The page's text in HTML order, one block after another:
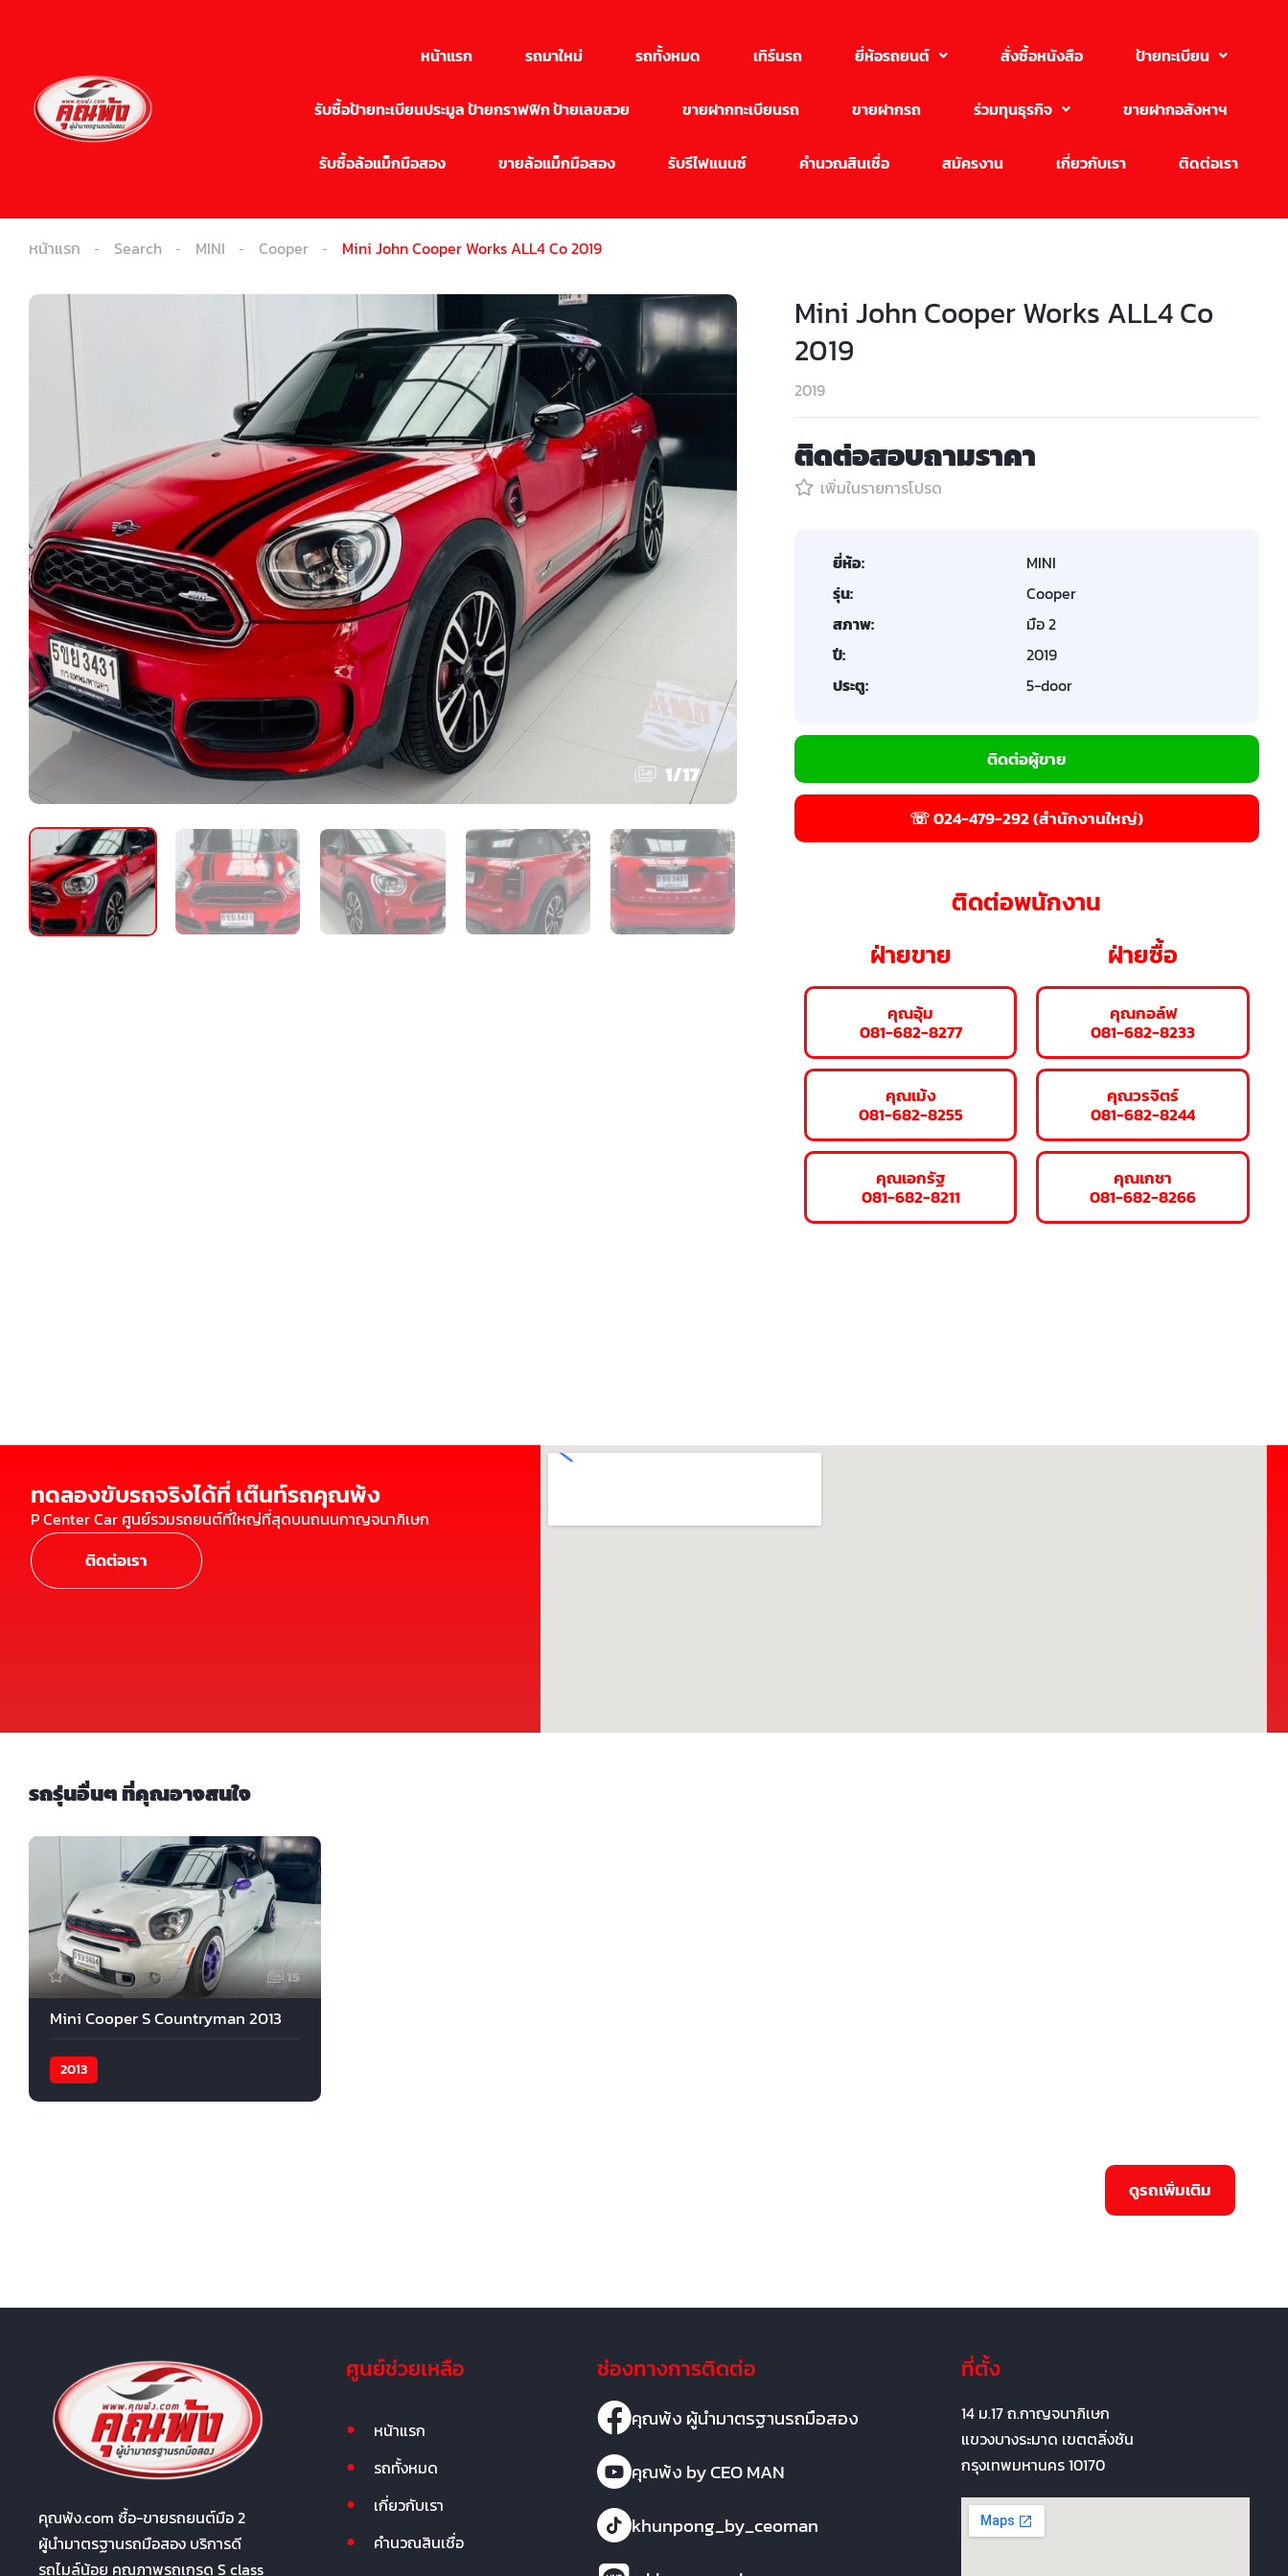
หน้าแรก รถมาใหม่ รถทั้งหมด เทิร์นรถ ยี่ห้อรถยนต์ สั่งซื้อหนังสือ ป้ายทะเบียน
รับซื้อป้ายทะเบียนประมูล ป้ายกราฟฟิก ป้ายเลขสวย ขายฝากทะเบียนรถ ขายฝากรถ ร่วมทุนธุรกิจ ขายฝากอสังหาฯ
รับซื้อล้อแม็กมือสอง ขายล้อแม็กมือสอง รับรีไฟแนนซ์ คำนวณสินเชื่อ สมัครงาน เกี่ยวกับเรา ติดต่อเรา
หน้าแรก Search MINI Cooper Mini John Cooper Works ALL4 Co 2019
1/17
Mini John Cooper Works ALL4 Co
2019
2019
ติดต่อสอบถามราคา
เพิ่มในรายการโปรด
ยี่ห้อ:
MINI
รุ่น:
Cooper
สภาพ:
มือ 2
ปี:
2019
ประตู:
5-door
ติดต่อผู้ขาย
☏ 024-479-292 (สำนักงานใหญ่)
ติดต่อพนักงาน
ฝ่ายขาย
คุณอุ้ม
081-682-8277
คุณเม้ง
081-682-8255
คุณเอกรัฐ
081-682-8211
ฝ่ายซื้อ
คุณกอล์ฟ
081-682-8233
คุณวรจิตร์
081-682-8244
คุณเกชา
081-682-8266
ทดลองขับรถจริงได้ที่ เต๊นท์รถคุณพ้ง
P Center Car ศูนย์รวมรถยนต์ที่ใหญ่ที่สุดบนถนนกาญจนาภิเษก
ติดต่อเรา
รถรุ่นอื่นๆ ที่คุณอาจสนใจ
15
Mini Cooper S Countryman 2013
2013
คุณพ้ง.com ซื้อ-ขายรถยนต์มือ 2
ผู้นำมาตรฐานรถมือสอง บริการดี
รถไมล์น้อย คุณภาพรถเกรด S class
ศูนย์ช่วยเหลือ
หน้าแรก
รถทั้งหมด
เกี่ยวกับเรา
คำนวณสินเชื่อ
ช่องทางการติดต่อ
คุณพ้ง ผู้นำมาตรฐานรถมือสอง
คุณพ้ง by CEO MAN
khunpong_by_ceoman
ที่ตั้ง
14 ม.17 ถ.กาญจนาภิเษก
แขวงบางระมาด เขตตลิ่งชัน
กรุงเทพมหานคร 10170